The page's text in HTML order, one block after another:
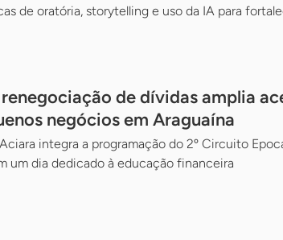
de oratória, storytelling e uso da IA para
de dívidas amplia
negócios em Araguaína
integra a programação do 2º Circuito
um dia dedicado à educação financeira